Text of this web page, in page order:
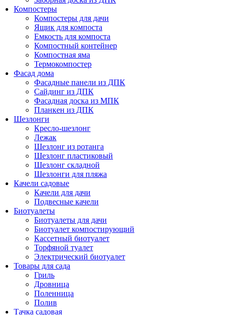
Компостеры
Компостеры для дачи
Ящик для компоста
Емкость для компоста
Компостный контейнер
Компостная яма
Термокомпостер
Фасад дома
Фасадные панели из ДПК
Сайдинг из ДПК
Фасадная доска из МПК
Планкен из ДПК
Шезлонги
Кресло-шезлонг
Лежак
Шезлонг из ротанга
Шезлонг пластиковый
Шезлонг складной
Шезлонги для пляжа
Качели садовые
Качели для дачи
Подвесные качели
Биотуалеты
Биотуалеты для дачи
Биотуалет компостирующий
Кассетный биотуалет
Торфяной туалет
Электрический биотуалет
Товары для сада
Гриль
Дровница
Поленница
Полив
Тачка садовая